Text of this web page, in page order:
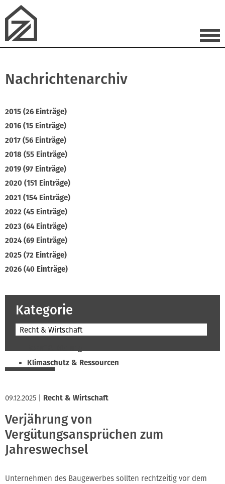
Nachrichtenarchiv
2015 (26 Einträge)
2016 (15 Einträge)
2017 (56 Einträge)
2018 (55 Einträge)
2019 (97 Einträge)
2020 (151 Einträge)
2021 (154 Einträge)
2022 (45 Einträge)
2023 (64 Einträge)
2024 (69 Einträge)
2025 (72 Einträge)
2026 (40 Einträge)
Kategorie
Recht & Wirtschaft
Klimaschutz & Ressourcen
Soziales & Tarifpolitik
Verband & Innungen
Interviews
09.12.2025 Recht & Wirtschaft
Verjährung von
Vergütungsansprüchen zum
Jahreswechsel
Unternehmen des Baugewerbes sollten rechtzeitig vor dem